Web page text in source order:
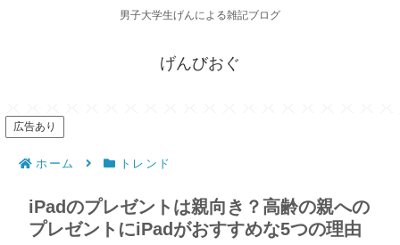
男子大学生げんによる雑記ブログ
げんびおぐ
広告あり
ホーム トレンド
iPadのプレゼントは親向き？高齢の親への
プレゼントにiPadがおすすめな5つの理由